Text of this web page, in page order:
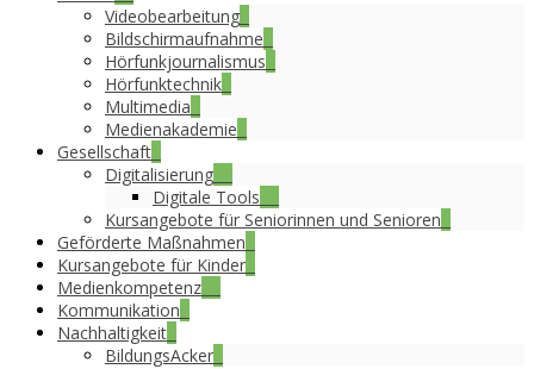
Videobearbeitung
Bildschirmaufnahme
Hörfunkjournalismus
Hörfunktechnik
Multimedia
Medienakademie
Gesellschaft
Digitalisierung
Digitale Tools
Kursangebote für Seniorinnen und Senioren
Geförderte Maßnahmen
Kursangebote für Kinder
Medienkompetenz
Kommunikation
Nachhaltigkeit
BildungsAcker